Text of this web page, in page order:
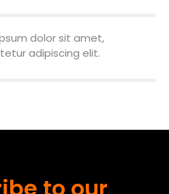
dolor sit amet,
adipiscing elit.